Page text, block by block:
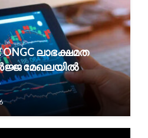
ലാഭക്ഷമത
മേഖലയിൽ